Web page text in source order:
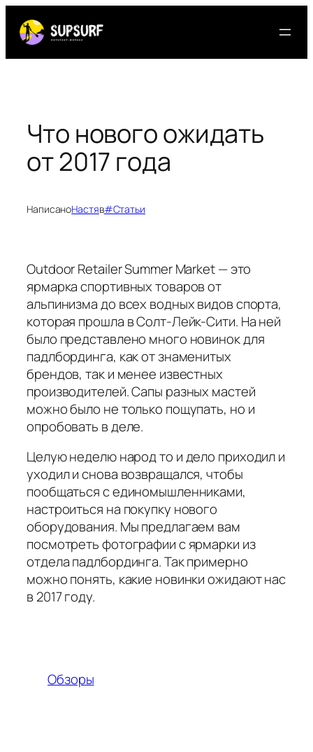
содержимому
Что нового ожидать
от 2017 года
НаписаноНастяв#Статьи
Outdoor Retailer Summer Market — это
ярмарка спортивных товаров от
альпинизма до всех водных видов спорта,
которая прошла в Солт-Лейк-Сити. На ней
было представлено много новинок для
падлбординга, как от знаменитых
брендов, так и менее известных
производителей. Сапы разных мастей
можно было не только пощупать, но и
опробовать в деле.
Целую неделю народ то и дело приходил и
уходил и снова возвращался, чтобы
пообщаться с единомышленниками,
настроиться на покупку нового
оборудования. Мы предлагаем вам
посмотреть фотографии с ярмарки из
отдела падлбординга. Так примерно
можно понять, какие новинки ожидают нас
в 2017 году.
Обзоры